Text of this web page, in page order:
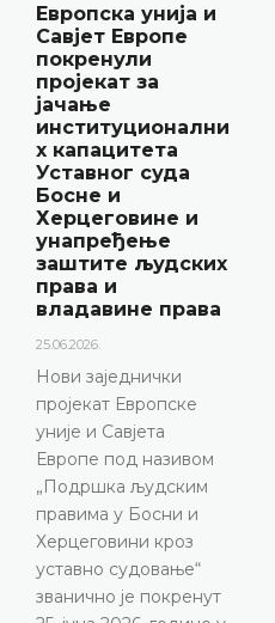
Уставни суд БиХ
представио
годишње
резултате рада и
нову публикацију
„Годишњак“
18.05.2026.
Уставни суд Босне и
Херцеговине је 15. маја
2026. године одржао
конференцију за
медије на којој су
статистика, кључни
резултати рада
Уставног суда у 2025.
години, али и изазови
с којима се Уставни
суд суочава
посљедњих година,
нарочито због
непопуњености